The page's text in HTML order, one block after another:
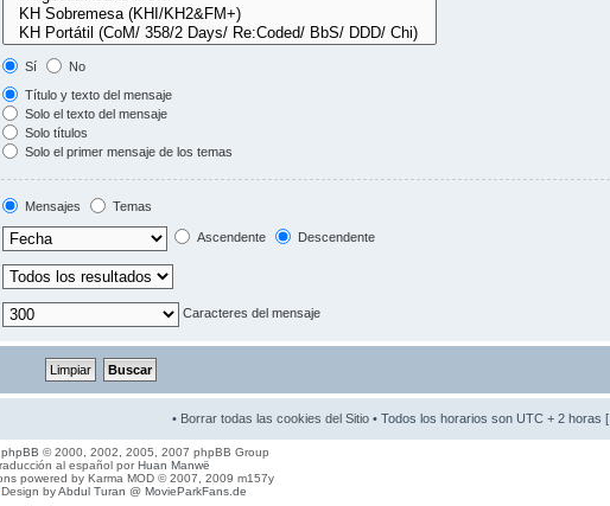
Sí
No
Título y texto del mensaje
Solo el texto del mensaje
Solo títulos
Solo el primer mensaje de los temas
Mensajes
Temas
Ascendente Descendente
Caracteres del mensaje
• Borrar todas las cookies del Sitio • Todos los horarios son UTC + 2 horas [
phpBB © 2000, 2002, 2005, 2007 phpBB Group
al español porHuan Manwë
powered by Karma MOD © 2007, 2009 m157y
Design byAbdul Turan @ MovieParkFans.de